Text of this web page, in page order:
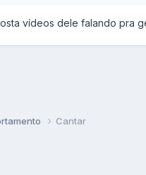
vídeos dele falando pra
Cantar